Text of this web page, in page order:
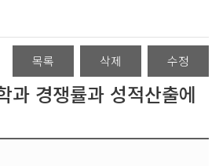
목록 삭제 수정
과 경쟁률과 성적산출에